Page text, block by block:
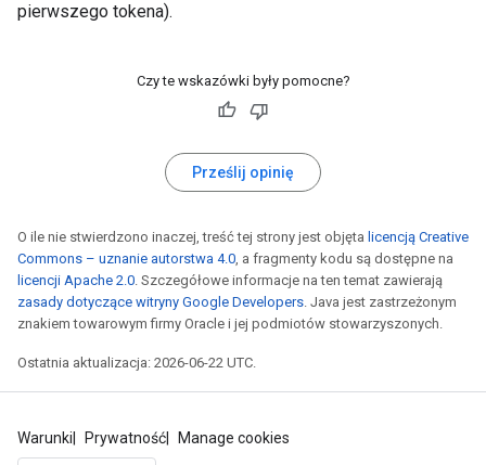
pierwszego tokena).
Czy te wskazówki były pomocne?
Prześlij opinię
O ile nie stwierdzono inaczej, treść tej strony jest objęta licencją Creative
Commons – uznanie autorstwa 4.0, a fragmenty kodu są dostępne na
licencji Apache 2.0. Szczegółowe informacje na ten temat zawierają
zasady dotyczące witryny Google Developers. Java jest zastrzeżonym
znakiem towarowym firmy Oracle i jej podmiotów stowarzyszonych.
Ostatnia aktualizacja: 2026-06-22 UTC.
Warunki Prywatność Manage cookies